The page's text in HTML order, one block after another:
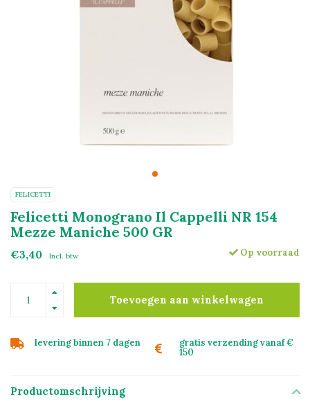
FELICETTI
Felicetti Monograno Il Cappelli NR 154
Mezze Maniche 500 GR
€3,40 Incl. btw Op voorraad
Toevoegen aan winkelwagen
levering binnen 7 dagen
gratis verzending vanaf €
150
Productomschrijving